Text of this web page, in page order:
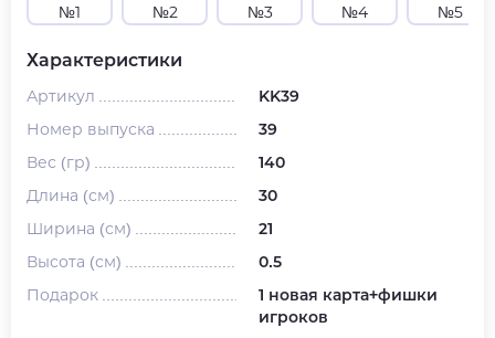
№1 №2 №3 №4 №5
Характеристики
Артикул
KK39
Номер выпуска
39
Вес (гр)
140
Длина (см)
30
Ширина (см)
21
Высота (см)
0.5
Подарок
1 новая карта+фишки
игроков